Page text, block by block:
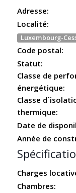
Adresse:
Localité:
Luxembourg-
Code postal:
Statut:
Classe de
énergétique:
Classe
thermique:
Date de
Année de
Charges
Chambres: